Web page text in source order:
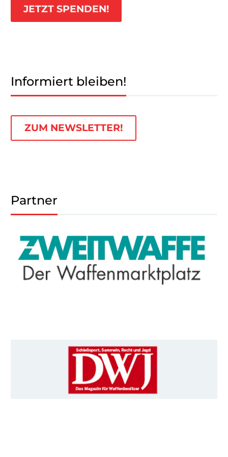
JETZT SPENDEN!
Informiert bleiben!
ZUM NEWSLETTER!
Partner